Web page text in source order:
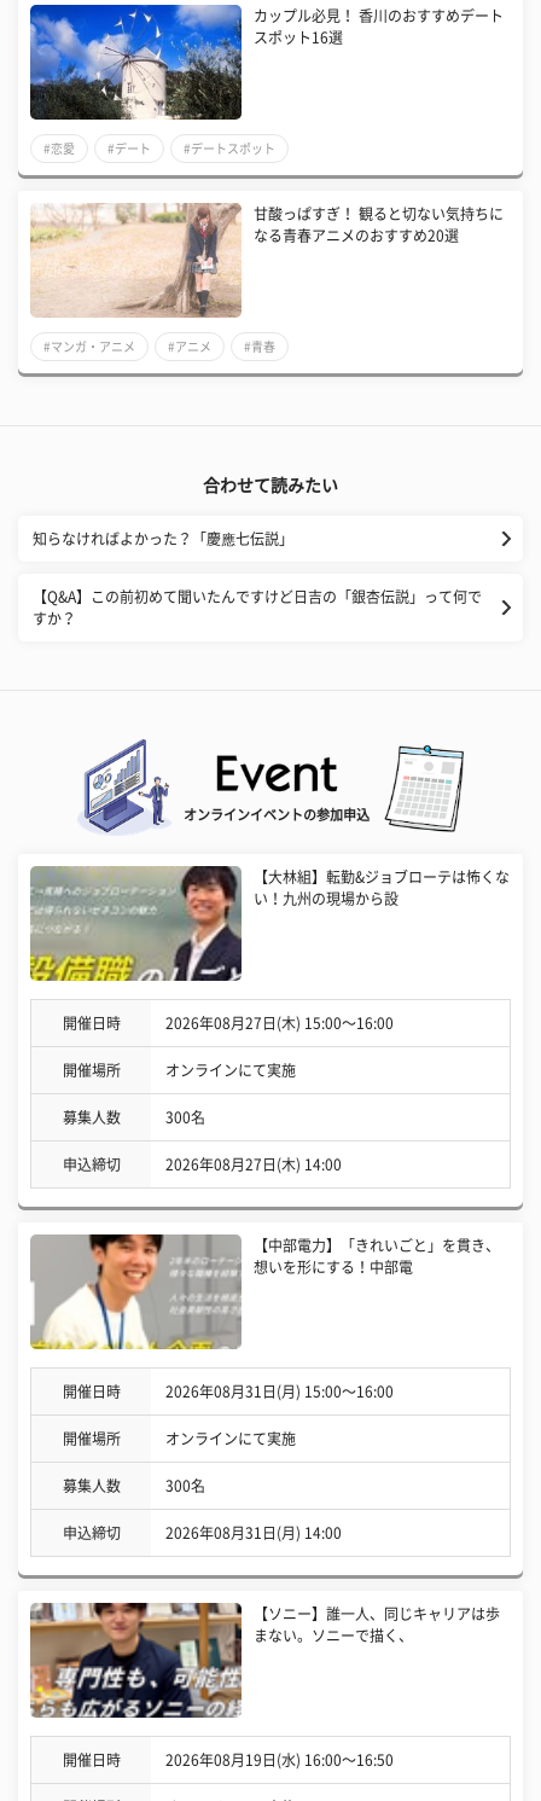
カップル必見！ 香川のおすすめデート
スポット16選
#恋愛 #デート #デートスポット
甘酸っぱすぎ！ 観ると切ない気持ちに
なる青春アニメのおすすめ20選
#マンガ・アニメ #アニメ #青春
合わせて読みたい
知らなければよかった？「慶應七伝説」
【Q&A】この前初めて聞いたんですけど日吉の「銀杏伝説」って何で
すか？
オンラインイベントの参加申込
【大林組】転勤&ジョブローテは怖くな
い！九州の現場から設
開催日時 2026年08月27日(木) 15:00〜16:00
開催場所 オンラインにて実施
募集人数 300名
申込締切 2026年08月27日(木) 14:00
【中部電力】「きれいごと」を貫き、
想いを形にする！中部電
開催日時 2026年08月31日(月) 15:00〜16:00
開催場所 オンラインにて実施
募集人数 300名
申込締切 2026年08月31日(月) 14:00
【ソニー】誰一人、同じキャリアは歩
まない。ソニーで描く、
開催日時 2026年08月19日(水) 16:00〜16:50